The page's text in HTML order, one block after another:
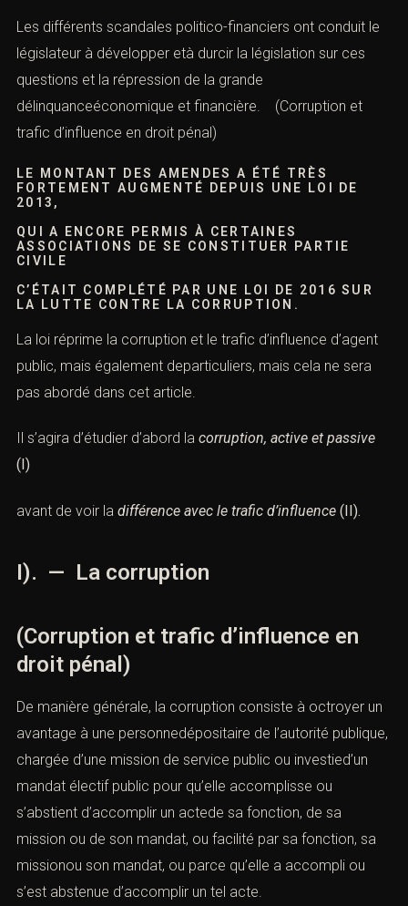
Les différents scandales politico-financiers ont conduit le
législateur à développer età durcir la législation sur ces
questions et la répression de la grande
délinquanceéconomique et financière. (Corruption et
trafic d’influence en droit pénal)
LE MONTANT DES AMENDES A ÉTÉ TRÈS
FORTEMENT AUGMENTÉ DEPUIS UNE LOI DE
2013,
QUI A ENCORE PERMIS À CERTAINES
ASSOCIATIONS DE SE CONSTITUER PARTIE
CIVILE
C’ÉTAIT COMPLÉTÉ PAR UNE
LOI DE 2016 SUR
LA LUTTE CONTRE LA CORRUPTIO N.
La loi réprime la corruption et le trafic d’influence d’agent
public, mais également departiculiers, mais cela ne sera
pas abordé dans cet article.
Il s’agira d’étudier d’abord la corruption, active et passive
(I)
avant de voir la différence avec le trafic d’influence (II).
I). — La corruption
(Corruption et trafic d’influence en
droit pénal)
De manière générale, la corruption consiste à octroyer un
avantage à une personnedépositaire de l’autorité publique,
chargée d’une mission de service public ou investied’un
mandat électif public pour qu’elle accomplisse ou
s’abstient d’accomplir un actede sa fonction, de sa
mission ou de son mandat, ou facilité par sa fonction, sa
missionou son mandat, ou parce qu’elle a accompli ou
s’est abstenue d’accomplir un tel acte.